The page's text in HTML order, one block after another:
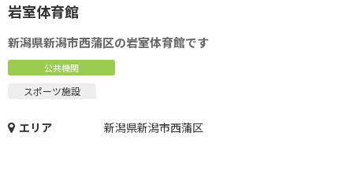
岩室体育館
新潟県新潟市西蒲区の岩室体育館です
公共機関
スポーツ施設
エリア 新潟県新潟市西蒲区